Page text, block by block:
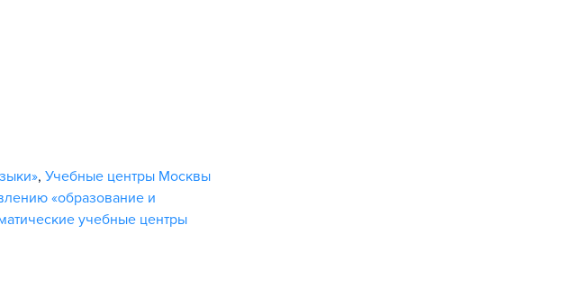
, Учебные центры Москвы
«образование и
учебные центры